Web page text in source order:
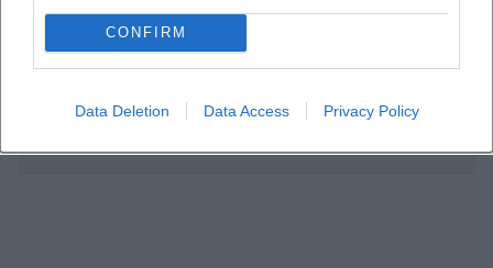
CONFIRM
Data Deletion Data Access Privacy Policy
Ist die Location barrierefrei?